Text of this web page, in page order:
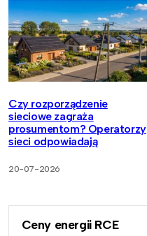
Czy rozporządzenie
sieciowe zagraża
prosumentom? Operatorzy
sieci odpowiadają
20-07-2026
Ceny energii RCE